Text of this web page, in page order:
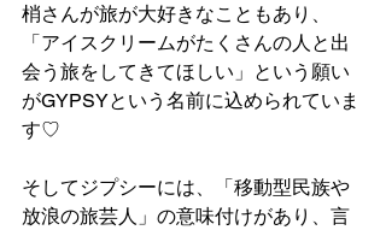
梢さんが旅が大好きなこともあり、
「アイスクリームがたくさんの人と出
会う旅をしてきてほしい」という願い
がGYPSYという名前に込められていま
す♡
そしてジプシーには、「移動型民族や
放浪の旅芸人」の意味付けがあり、言